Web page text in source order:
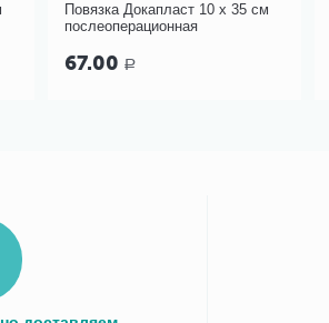
Повязка Докапласт 10 х 35 см
послеоперационная
67.00 Р